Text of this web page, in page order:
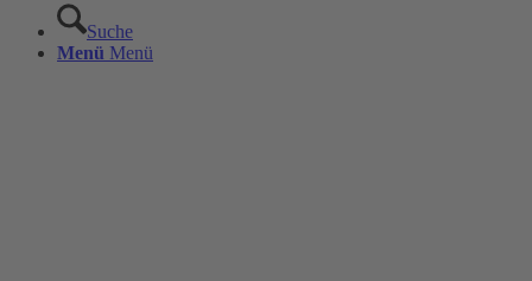
Suche
Menü Menü